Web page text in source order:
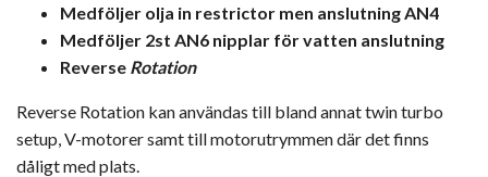
Medföljer olja in restrictor men anslutning AN4
Medföljer 2st AN6 nipplar för vatten anslutning
Reverse Rotation
Reverse Rotation kan användas till bland annat twin turbo
setup, V-motorer samt till motorutrymmen där det finns
dåligt med plats.